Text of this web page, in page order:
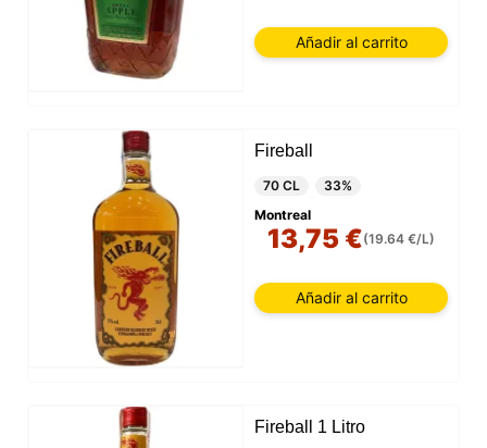
Añadir al carrito
Fireball
70 CL
33%
Montreal
13,75 €(19.64 €/L)
Añadir al carrito
Fireball 1 Litro